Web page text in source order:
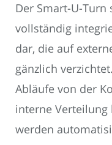
Der Smart-U-
vollständig
dar, die auf
gänzlich
Abläufe von der
interne Verteilung
werden